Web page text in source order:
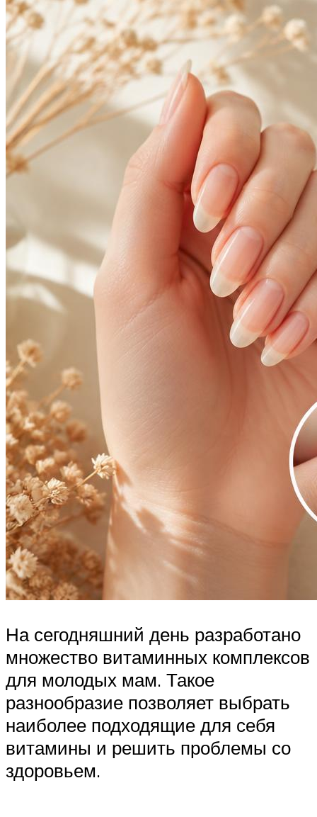
На сегодняшний день разработано
множество витаминных комплексов
для молодых мам. Такое
разнообразие позволяет выбрать
наиболее подходящие для себя
витамины и решить проблемы со
здоровьем.